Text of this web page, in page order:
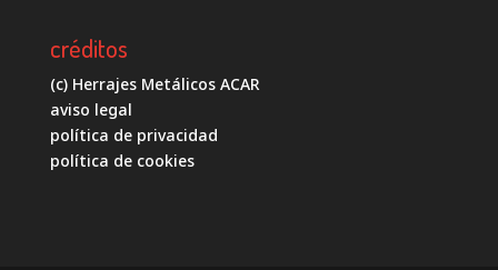
créditos
(c) Herrajes Metálicos ACAR
aviso legal
política de privacidad
política de cookies